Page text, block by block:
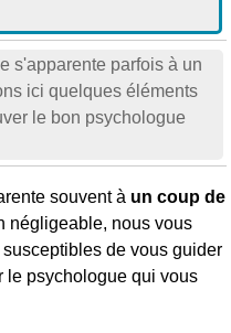
s'apparente parfois à un
ici quelques éléments
le bon psychologue
souvent à un coup de
négligeable, nous vous
de vous guider
le psychologue qui vous